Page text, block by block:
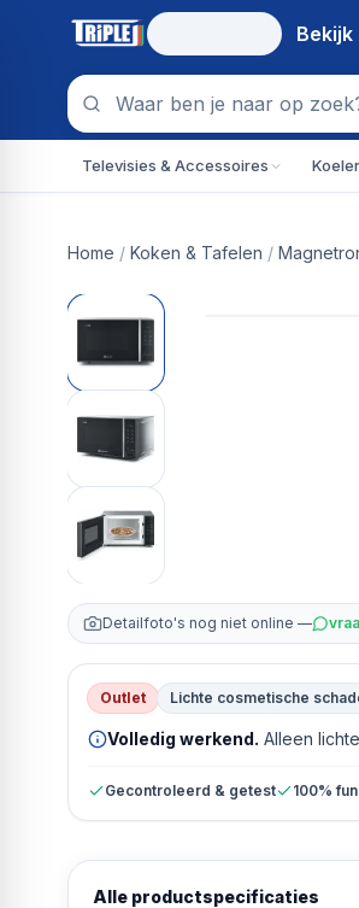
Bekijk
Televisies & Accessoires
Home / Koken & Tafelen /
Detailfoto's nog niet online —
Outlet Lichte cosmetische
Volledig werkend. Alleen
Gecontroleerd & getest 100%
Alle productspecificaties